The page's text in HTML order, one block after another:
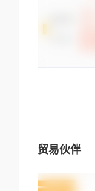
贸易伙伴